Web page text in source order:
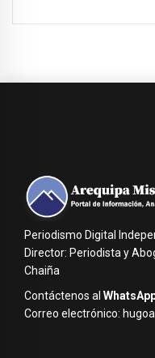
Periodismo Digital
Director: Periodista y
Chaiña
Contáctenos al
Correo electrónico: